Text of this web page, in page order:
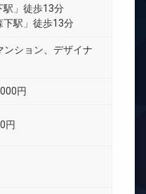
駅」徒歩13分
下駅」徒歩13分
ンション、デザイナ
円
円